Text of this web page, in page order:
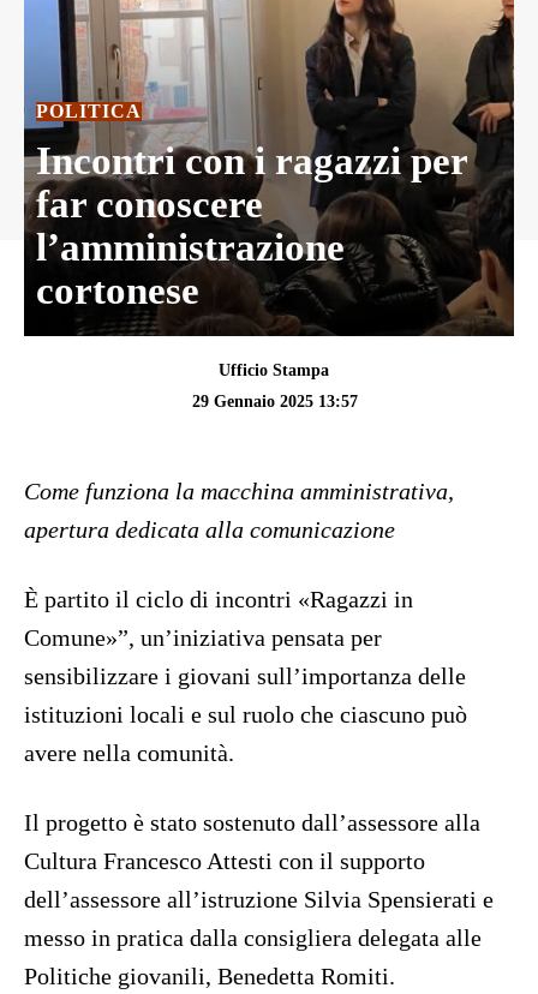
POLITICA
Incontri con i ragazzi per
far conoscere
l’amministrazione
cortonese
Ufficio Stampa
29 Gennaio 2025 13:57
Come funziona la macchina amministrativa,
apertura dedicata alla comunicazione
È partito il ciclo di incontri «Ragazzi in
Comune»”, un’iniziativa pensata per
sensibilizzare i giovani sull’importanza delle
istituzioni locali e sul ruolo che ciascuno può
avere nella comunità.
Il progetto è stato sostenuto dall’assessore alla
Cultura Francesco Attesti con il supporto
dell’assessore all’istruzione Silvia Spensierati e
messo in pratica dalla consigliera delegata alle
Politiche giovanili, Benedetta Romiti.